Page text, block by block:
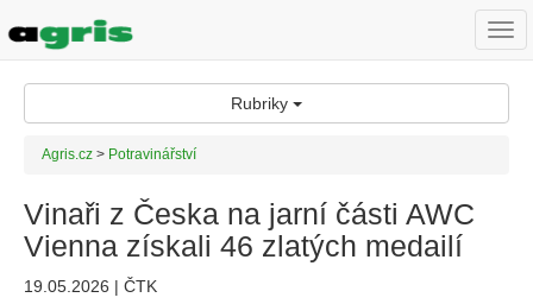
Rubriky
Agris.cz > Potravinářství
Vinaři z Česka na jarní části AWC
Vienna získali 46 zlatých medailí
19.05.2026 | ČTK